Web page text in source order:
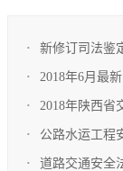
新修订司法鉴
2018年6月最
2018年陕西省
公路水运工程
道路交通安全